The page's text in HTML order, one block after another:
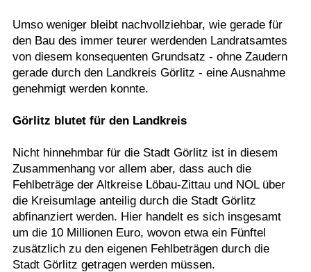
Umso weniger bleibt nachvollziehbar, wie gerade für
den Bau des immer teurer werdenden Landratsamtes
von diesem konsequenten Grundsatz - ohne Zaudern
gerade durch den Landkreis Görlitz - eine Ausnahme
genehmigt werden konnte.
Görlitz blutet für den Landkreis
Nicht hinnehmbar für die Stadt Görlitz ist in diesem
Zusammenhang vor allem aber, dass auch die
Fehlbeträge der Altkreise Löbau-Zittau und NOL über
die Kreisumlage anteilig durch die Stadt Görlitz
abfinanziert werden. Hier handelt es sich insgesamt
um die 10 Millionen Euro, wovon etwa ein Fünftel
zusätzlich zu den eigenen Fehlbeträgen durch die
Stadt Görlitz getragen werden müssen.